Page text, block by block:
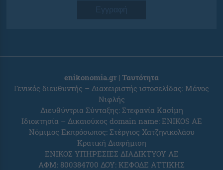
Εγγραφή
enikonomia.gr | Ταυτότητα
Γενικός διευθυντής – Διαχειριστής ιστοσελίδας: Μάνος
Νιφλής
Διευθύντρια Σύνταξης: Στεφανία Κασίμη
Ιδιοκτησία – Δικαιούχος domain name: ENIKOS AE
Νόμιμος Εκπρόσωπος: Στέργιος Χατζηνικολάου
Κρατική Διαφήμιση
ΕΝΙΚΟΣ ΥΠΗΡΕΣΙΕΣ ΔΙΑΔΙΚΤΥΟΥ ΑΕ
ΑΦΜ: 800384700 ΔΟΥ: ΚΕΦΟΔΕ ΑΤΤΙΚΗΣ